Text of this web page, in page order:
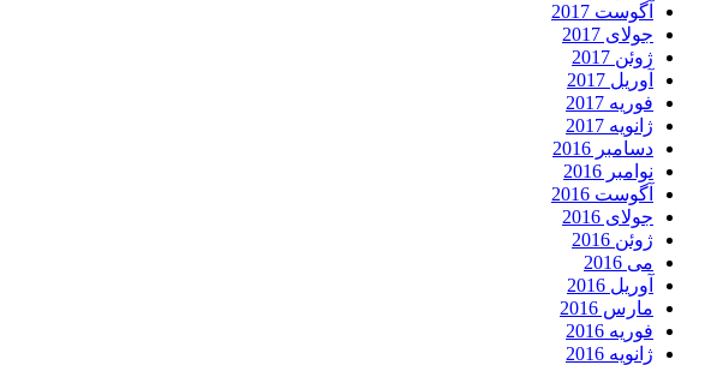
آگوست 2017
جولای 2017
ژوئن 2017
آوریل 2017
فوریه 2017
ژانویه 2017
دسامبر 2016
نوامبر 2016
آگوست 2016
جولای 2016
ژوئن 2016
می 2016
آوریل 2016
مارس 2016
فوریه 2016
ژانویه 2016